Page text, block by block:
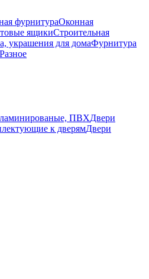
фурнитураОконная
ящикиСтроительная
украшения для домаФурнитура
Разное
ПВХДвери
к дверямДвери